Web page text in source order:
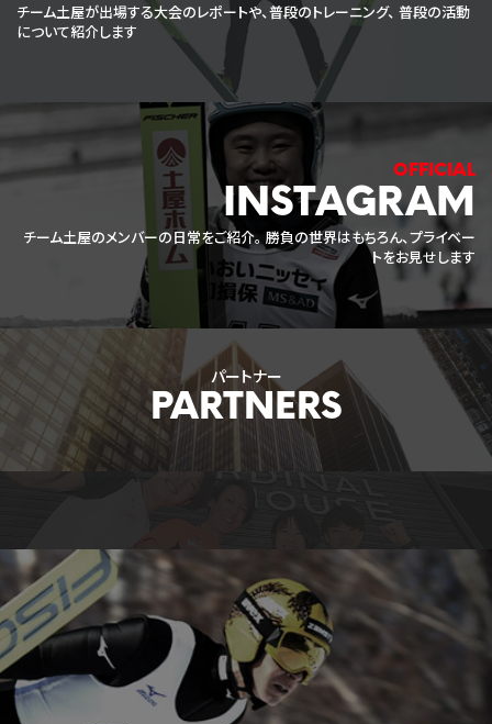
チーム土屋が出場する大会のレポートや、普段のトレーニング、 普段の活動
について紹介します
INSTAGRAM
チーム土屋のメンバーの日常をご紹介。 勝負の世界はもちろん、プライベー
トをお見せします
パートナー